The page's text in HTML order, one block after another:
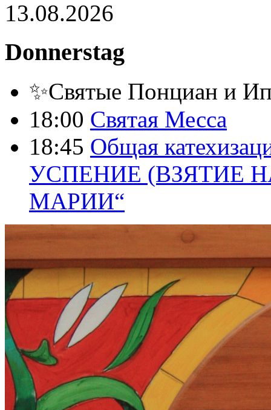
13.08.2026
Donnerstag
✨Святые Понциан и
18:00 Святая Месса
18:45 Общая
УСПЕНИЕ (ВЗЯТИЕ
МАРИИ“